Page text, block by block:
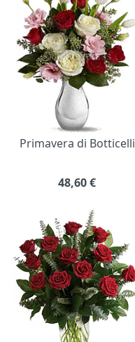
Primavera di Botticelli
48,60€